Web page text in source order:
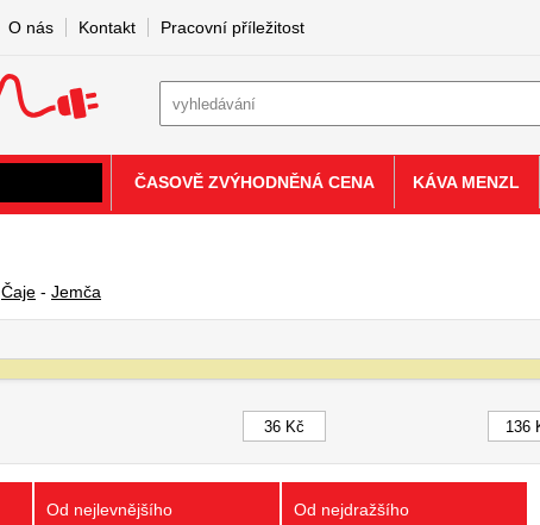
Čaje - Jemča
Od nejlevnějšího Od nejdražšího
O nás Kontakt Pracovní příležitost
ČASOVĚ ZVÝHODNĚNÁ CENA KÁVA MENZL